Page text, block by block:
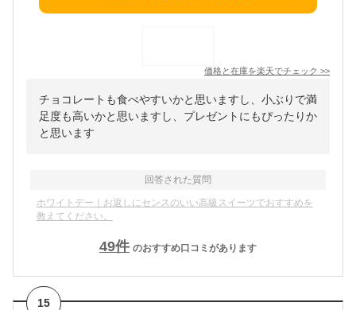
価格と在庫を楽天でチェック >>
チョコレートも食べやすいかと思いますし、小ぶりで満
足度も高いかと思いますし、プレゼントにもぴったりか
と思います
回答された質問
ホワイトデー｜お返しにセンスのいい高級スイーツでおすすめを
教えてください。
49件 のおすすめ口コミがあります
15